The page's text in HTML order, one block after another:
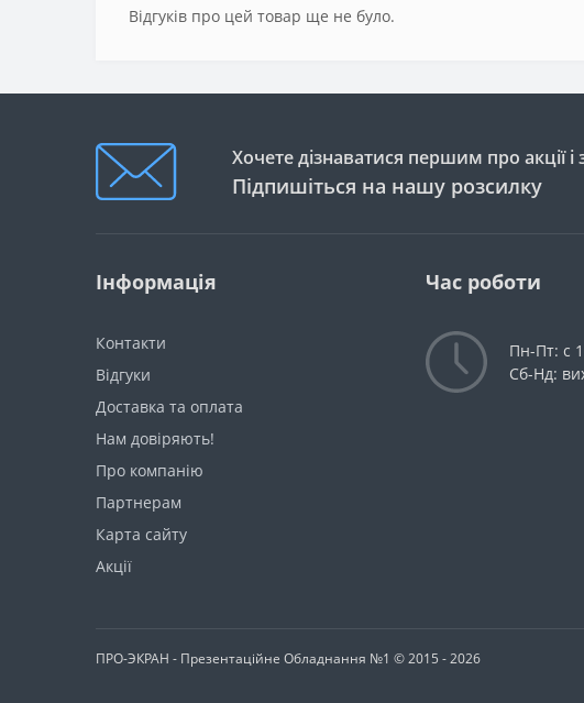
Відгуків про цей товар ще не було.
Хочете дізнаватися першим про акції
Підпишіться на нашу розсилку
Інформація
Контакти
Відгуки
Доставка та оплата
Нам довіряють!
Про компанію
Партнерам
Карта сайту
Акції
Час роботи
Пн-Пт: с
Сб-Нд:
ПРО-ЭКРАН - Презентаційне Обладнання №1 © 2015 - 2026